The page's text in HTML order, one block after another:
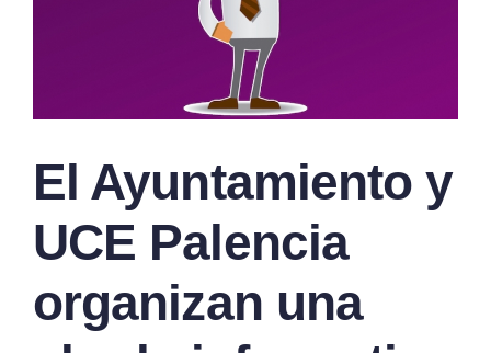
El Ayuntamiento y
UCE Palencia
organizan una